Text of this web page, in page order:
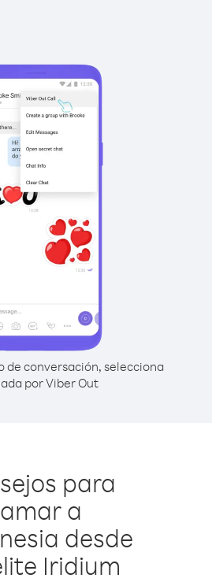
de conversación, selecciona
por Viber Out
para
a
desde
Iridium